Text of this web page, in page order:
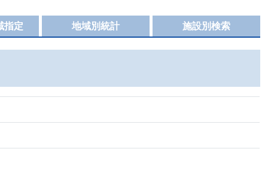
施設別検索
地域別統計
指定